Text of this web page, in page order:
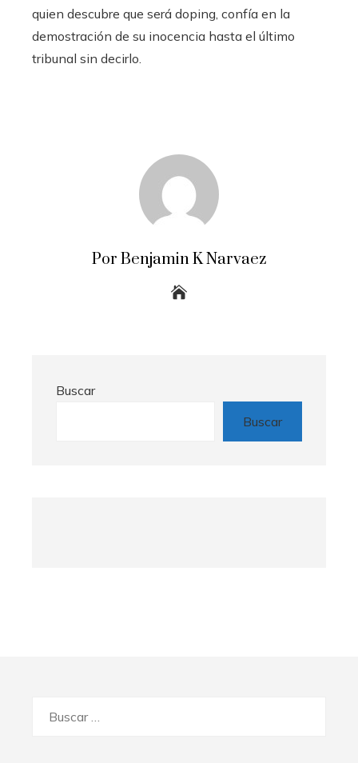
quien descubre que será doping, confía en la
demostración de su inocencia hasta el último
tribunal sin decirlo.
Por Benjamin K Narvaez
Buscar
Buscar